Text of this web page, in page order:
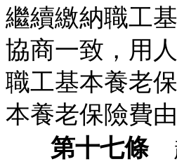
繼續繳納職工
協商一致，用
職工基本養老
本養老保險費
第十七條